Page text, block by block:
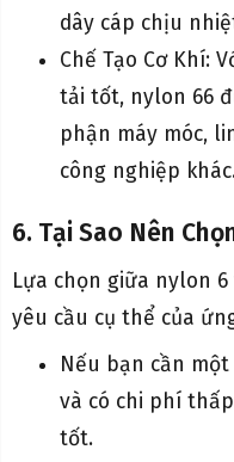
dây cáp chịu
Chế Tạo Cơ Khí:
tải tốt, nylon 66
phận máy móc,
công nghiệp
6. Tại Sao Nên
Lựa chọn giữa nylon
yêu cầu cụ thể của
Nếu bạn cần
và có chi phí
tốt.